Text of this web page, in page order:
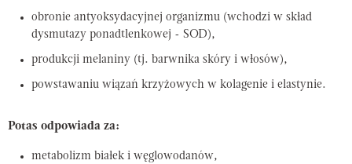
obronie antyoksydacyjnej organizmu (wchodzi w skład
dysmutazy ponadtlenkowej - SOD),
produkcji melaniny (tj. barwnika skóry i włosów),
powstawaniu wiązań krzyżowych w kolagenie i elastynie.
Potas odpowiada za:
metabolizm białek i węglowodanów,